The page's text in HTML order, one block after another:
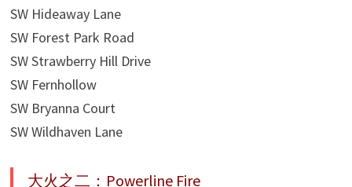
SW Hideaway Lane
SW Forest Park Road
SW Strawberry Hill Drive
SW Fernhollow
SW Bryanna Court
SW Wildhaven Lane
大火之二：Powerline Fire